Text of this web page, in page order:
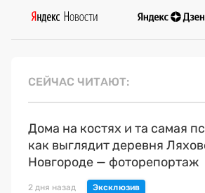
СЕЙЧАС ЧИТАЮТ
Дома на костях и та самая
как выглядит деревня
Новгороде — фоторепортаж
2 дня назад